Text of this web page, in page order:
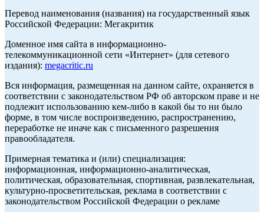
Перевод наименования (названия) на государственный язык
Российской Федерации: Мегакритик
Доменное имя сайта в информационно-
телекоммуникационной сети «Интернет» (для сетевого
издания): megacritic.ru
Вся информация, размещенная на данном сайте, охраняется в
соответствии с законодательством РФ об авторском праве и не
подлежит использованию кем-либо в какой бы то ни было
форме, в том числе воспроизведению, распространению,
переработке не иначе как с письменного разрешения
правообладателя.
Примерная тематика и (или) специализация:
информационная, информационно-аналитическая,
политическая, образовательная, спортивная, развлекательная,
культурно-просветительская, реклама в соответствии с
законодательством Российской Федерации о рекламе